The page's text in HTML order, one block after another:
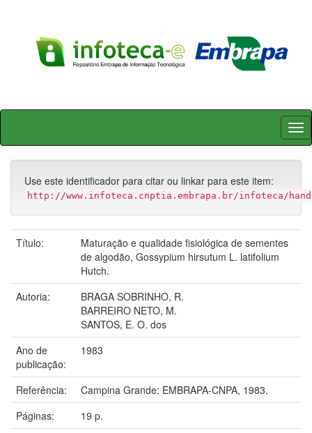
Skip
Use este identificador para citar ou linkar para este item:
http://www.infoteca.cnptia.embrapa.br/infoteca/
Título:
Maturação e qualidade fisiológica de sementes
de algodão, Gossypium hirsutum L. latifolium
Hutch.
Autoria:
BRAGA SOBRINHO, R.
BARREIRO NETO, M.
SANTOS, E. O. dos
Ano de
publicação:
1983
Referência:
Campina Grande: EMBRAPA-CNPA, 1983.
Páginas:
19 p.